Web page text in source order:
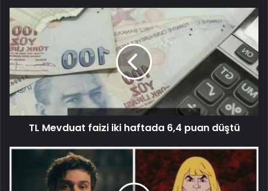
TL Mevduat faizi iki haftada 6,4 puan düştü